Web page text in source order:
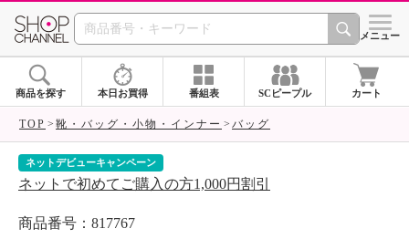
SHOP CHANNEL シメニュー
商品を探す 本日お買得 番組表 SCピープル カート
TOP 靴・バッグ・小物・インナー バッグ
ネットデビューキャンペーン
ネットで初めてご購入の方1,000円割引
商品番号：817767